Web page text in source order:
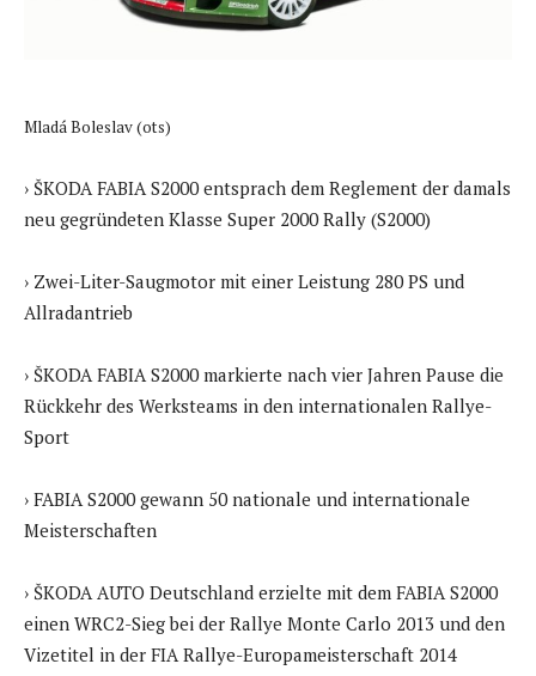
Mladá Boleslav (ots)
› ŠKODA FABIA S2000 entsprach dem Reglement der damals
neu gegründeten Klasse Super 2000 Rally (S2000)
› Zwei-Liter-Saugmotor mit einer Leistung 280 PS und
Allradantrieb
› ŠKODA FABIA S2000 markierte nach vier Jahren Pause die
Rückkehr des Werksteams in den internationalen Rallye-
Sport
› FABIA S2000 gewann 50 nationale und internationale
Meisterschaften
› ŠKODA AUTO Deutschland erzielte mit dem FABIA S2000
einen WRC2-Sieg bei der Rallye Monte Carlo 2013 und den
Vizetitel in der FIA Rallye-Europameisterschaft 2014